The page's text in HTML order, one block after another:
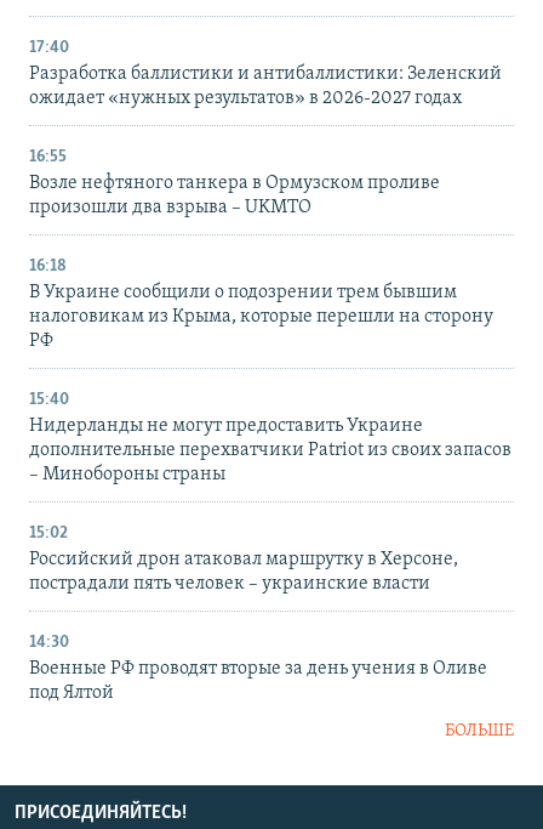
17:40
Разработка баллистики и антибаллистики: Зеленский
ожидает «нужных результатов» в 2026-2027 годах
16:55
Возле нефтяного танкера в Ормузском проливе
произошли два взрыва – UKMTO
16:18
В Украине сообщили о подозрении трем бывшим
налоговикам из Крыма, которые перешли на сторону
РФ
15:40
Нидерланды не могут предоставить Украине
дополнительные перехватчики Patriot из своих запасов
– Минобороны страны
15:02
Российский дрон атаковал маршрутку в Херсоне,
пострадали пять человек – украинские власти
14:30
Военные РФ проводят вторые за день учения в Оливе
под Ялтой
БОЛЬШЕ
ПРИСОЕДИНЯЙТЕСЬ!